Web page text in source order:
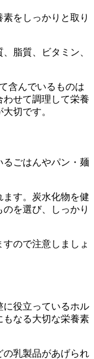
をしっかりと取り
脂質、ビタミン、
含んでいるものは
せて調理して栄養
切です。
ごはんやパン・麺
す。炭水化物を健
を選び、しっかり
ので注意しましょ
に役立っているホル
もなる大切な栄養素
の乳製品があげられ